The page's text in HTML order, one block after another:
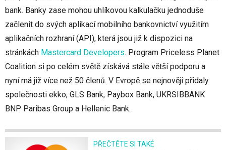
bank. Banky zase mohou uhlíkovou kalkulačku jednoduše
začlenit do svých aplikací mobilního bankovnictví využitím
aplikačních rozhraní (API), která jsou již k dispozici na
stránkách Mastercard Developers. Program Priceless Planet
Coalition si po celém světě získává stále větší podporu a
nyní má již více než 50 členů. V Evropě se nejnověji přidaly
společnosti ekko, GLS Bank, Paybox Bank, UKRSIBBANK
BNP Paribas Group a Hellenic Bank.
PŘEČTĚTE SI TAKÉ